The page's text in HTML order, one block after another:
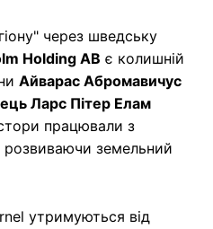
через шведську
Holding AB є колишній
Айварас Абромавичус
Ларс Пітер Елам
працювали з
розвиваючи земельний
утримуються від